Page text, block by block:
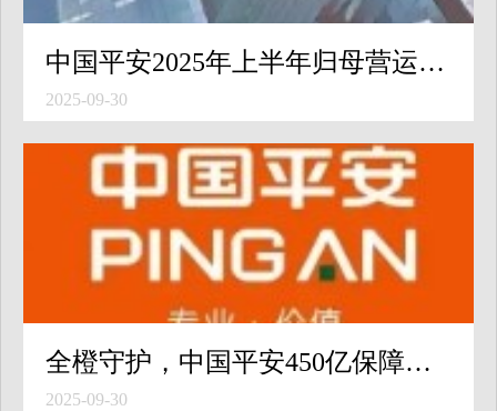
中国平安2025年上半年归母营运利润稳健增长，寿险及健康险新业务价值强劲增长39.8% 中期现金分红提升至每股0.95元
2025-09-30
全橙守护，中国平安450亿保障护航2025太原马拉松
2025-09-30